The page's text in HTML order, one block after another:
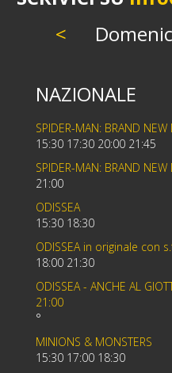
<
NAZIONALE
SPIDER-MAN: BRAND NEW
15:30 17:30 20:00 21:45
SPIDER-MAN: BRAND
21:00
ODISSEA
15:30 18:30
ODISSEA in originale con
18:00 21:30
ODISSEA - ANCHE AL
21:00
°
MINIONS & MONSTERS
15:30 17:00 18:30